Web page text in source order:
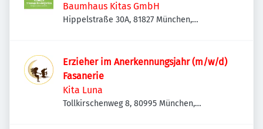
Baumhaus Kitas GmbH
Hippelstraße 30A, 81827 München,
Erzieher im Anerkennungsjahr (m/w/d)
Fasanerie
Kita Luna
Tollkirschenweg 8, 80995 München,